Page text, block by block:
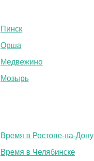
Пинск
Орша
Медвежино
Мозырь
Время в Ростове-на-Дону
Время в Челябинске